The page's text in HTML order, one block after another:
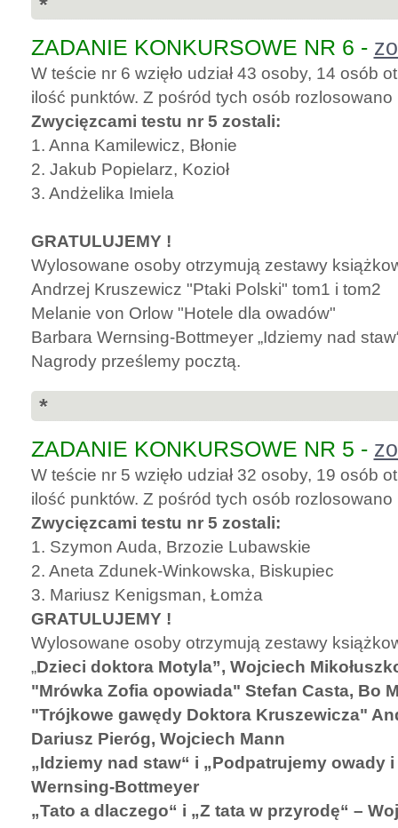
ZADANIE KONKURSOWE NR 6 -
W teście nr 6 wzięło udział 43 osoby, 14 osób
ilość punktów. Z pośród tych osób rozlosowano
Zwycięzcami testu nr 5 zostali:
1. Anna Kamilewicz, Błonie
2. Jakub Popielarz, Kozioł
3. Andżelika Imiela
GRATULUJEMY !
Wylosowane osoby otrzymują zestawy
Andrzej Kruszewicz "Ptaki Polski" tom1 i tom2
Melanie von Orlow "Hotele dla owadów"
Barbara Wernsing-Bottmeyer „Idziemy nad
Nagrody prześlemy pocztą.
*
ZADANIE KONKURSOWE NR 5 -
W teście nr 5 wzięło udział 32 osoby, 19 osób
ilość punktów. Z pośród tych osób rozlosowano
Zwycięzcami testu nr 5 zostali:
1. Szymon Auda, Brzozie Lubawskie
2. Aneta Zdunek-Winkowska, Biskupiec
3. Mariusz Kenigsman, Łomża
GRATULUJEMY !
Wylosowane osoby otrzymują zestawy
„Dzieci doktora Motyla”, Wojciech
"Mrówka Zofia opowiada" Stefan Casta, Bo
"Trójkowe gawędy Doktora Kruszewicza"
Dariusz Pieróg, Wojciech Mann
„Idziemy nad staw“ i „Podpatrujemy owady
Wernsing-Bottmeyer
„Tato a dlaczego“ i „Z tata w przyrodę“ –